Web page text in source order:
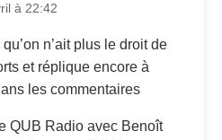
à 22:42
n’ait plus le droit de
et réplique encore à
les commentaires
QUB Radio avec Benoît